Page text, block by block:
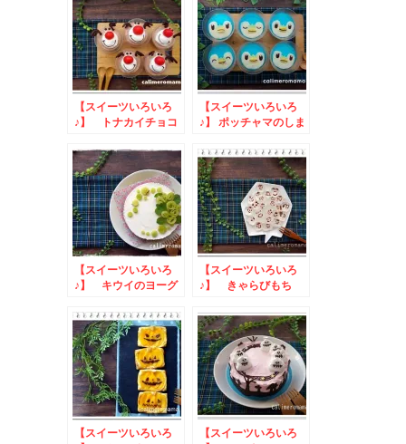
【スイーツいろいろ
♪】 トナカイチョコ
リース・抹茶寒天リー
ス
【スイーツいろいろ
♪】 ポッチャマのしま
【スイーツいろいろ
♪】 キウイのヨーグ
【スイーツいろいろ
♪】 きゃらびもち
【スイーツいろいろ
【スイーツいろいろ